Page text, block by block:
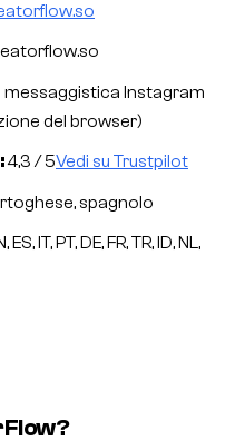
Instagram
del browser)
4,3 / 5Vedi su Trustpilot
spagnolo
IT, PT, DE, FR, TR, ID, NL,